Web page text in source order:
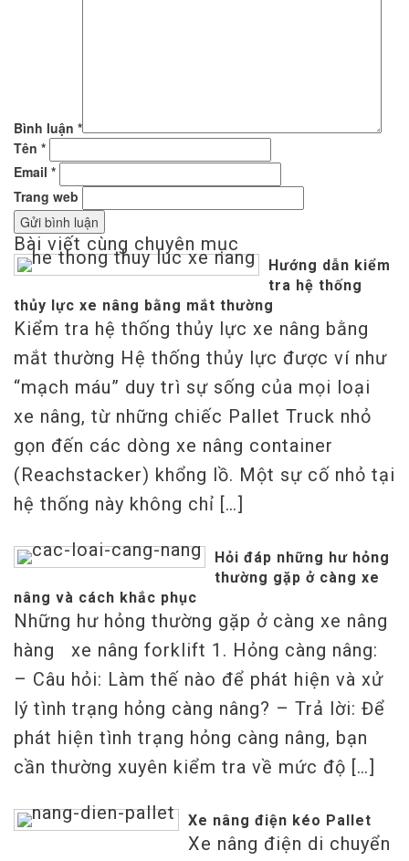
Bình luận *
Tên *
Email *
Trang web
Bài viết cùng chuyên mục
Hướng dẫn kiểm
tra hệ thống
thủy lực xe nâng bằng mắt thường
Kiểm tra hệ thống thủy lực xe nâng bằng
mắt thường Hệ thống thủy lực được ví như
“mạch máu” duy trì sự sống của mọi loại
xe nâng, từ những chiếc Pallet Truck nhỏ
gọn đến các dòng xe nâng container
(Reachstacker) khổng lồ. Một sự cố nhỏ tại
hệ thống này không chỉ […]
Hỏi đáp những hư hỏng
thường gặp ở càng xe
nâng và cách khắc phục
Những hư hỏng thường gặp ở càng xe nâng
hàng xe nâng forklift 1. Hỏng càng nâng:
– Câu hỏi: Làm thế nào để phát hiện và xử
lý tình trạng hỏng càng nâng? – Trả lời: Để
phát hiện tình trạng hỏng càng nâng, bạn
cần thường xuyên kiểm tra về mức độ […]
Xe nâng điện kéo Pallet
Xe nâng điện di chuyển